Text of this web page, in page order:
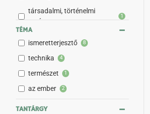
társadalmi, történelmi
regény
1
TÉMA
ismeretterjesztő 8
technika 4
természet 1
az ember 2
TANTÁRGY